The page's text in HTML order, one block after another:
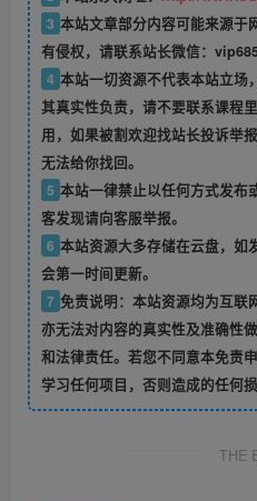
3 本站文章部分内容可能来源于
有侵权，请联系站长微信：
4 本站一切资源不代表本站立场
其真实性负责，请不要联系课程
用，如果被割欢迎找站长投诉举
无法给你找回。
5 本站一律禁止以任何方式发布
客发现请向客服举报。
6 本站资源大多存储在云盘，如
会第一时间更新。
7 免责说明：本站资源均为互联
亦无法对内容的真实性及准确性
和法律责任。若您不同意本免责
学习任何项目，否则造成的任何
THE